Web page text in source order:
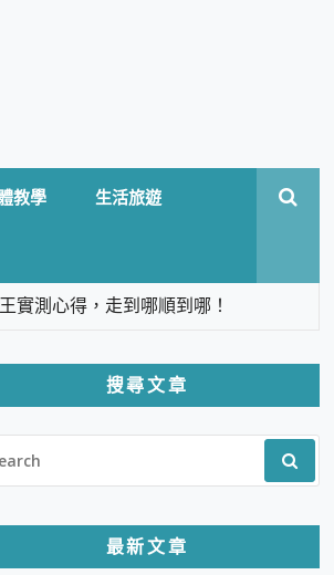
教學 生活旅遊
實測心得，走到哪順到哪！
3 2.5K高畫質戶外攝影機 開箱 評
PC
高防護
摔殼完整開箱評價
搜尋文章
最新文章